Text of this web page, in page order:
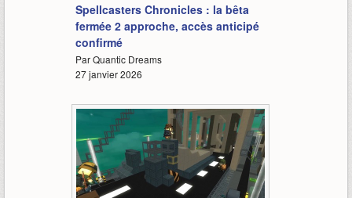
Spellcasters Chronicles : la bêta
fermée 2 approche, accès anticipé
confirmé
Par Quantic Dreams
27 janvier 2026